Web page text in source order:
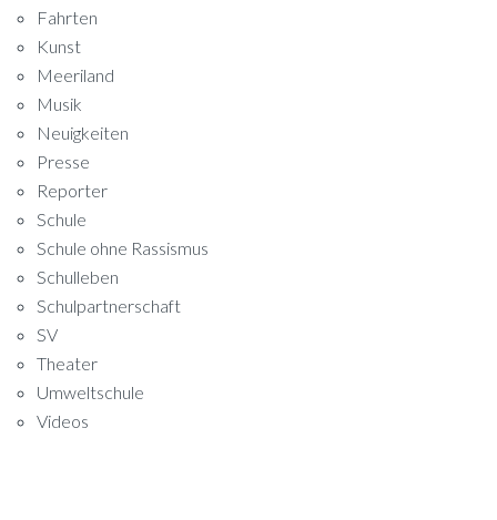
Fahrten
Kunst
Meeriland
Musik
Neuigkeiten
Presse
Reporter
Schule
Schule ohne Rassismus
Schulleben
Schulpartnerschaft
SV
Theater
Umweltschule
Videos